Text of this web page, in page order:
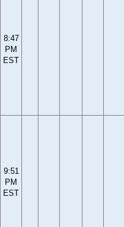
8:47
PM
EST
9:51
PM
EST